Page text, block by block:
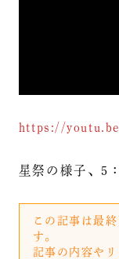
https://
星祭の様子、5
この記事は最
す。
記事の内容や